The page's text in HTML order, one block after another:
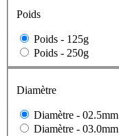
Poids
Poids - 125g
Poids - 250g
Diamètre
Diamètre - 02.5mm
Diamètre - 03.0mm